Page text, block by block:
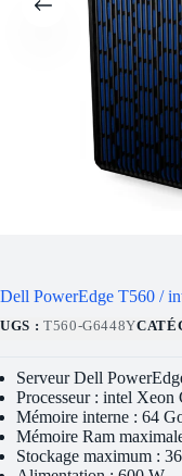
Dell PowerEdge T560 /
UGS : T560-G6448Y
Serveur Dell
Processeur : intel
Mémoire interne : 64
Mémoire Ram
Stockage maximum :